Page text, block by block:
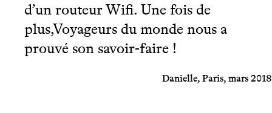
d’un routeur Wifi. Une fois de
plus,Voyageurs du monde nous a
prouvé son savoir-faire !
Danielle, Paris, mars 2018